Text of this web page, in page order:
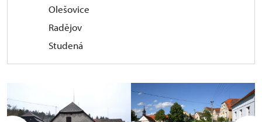
Olešovice
Radějov
Studená